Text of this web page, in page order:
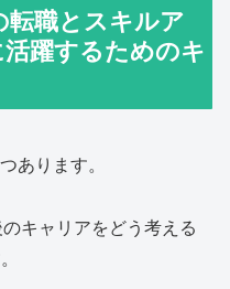
転職とスキルア
躍するためのキ
あります。
キャリアをどう考える